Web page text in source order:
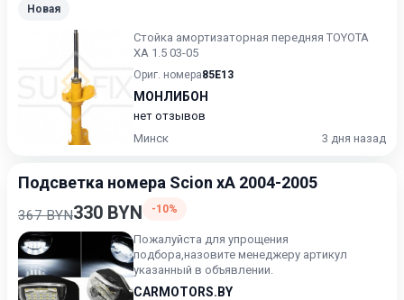
Новая
Стойка амортизаторная передняя TOYOTA
XA 1.5 03-05
Ориг. номера85E13
МОНЛИБОН
нет отзывов
Минск
3 дня назад
Подсветка номера Scion xA 2004-2005
367 BYN330 BYN -10%
Пожалуйста для упрощения
подбора,назовите менеджеру артикул
указанный в объявлении.
CARMOTORS.BY